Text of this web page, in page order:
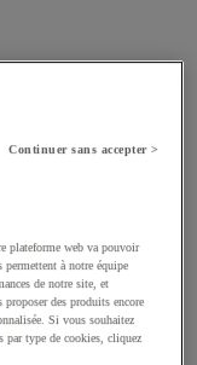
Continuer sans accepter >
plateforme web va pouvoir
permettent à notre équipe
de notre site, et
proposer des produits encore
Si vous souhaitez
par type de cookies, cliquez